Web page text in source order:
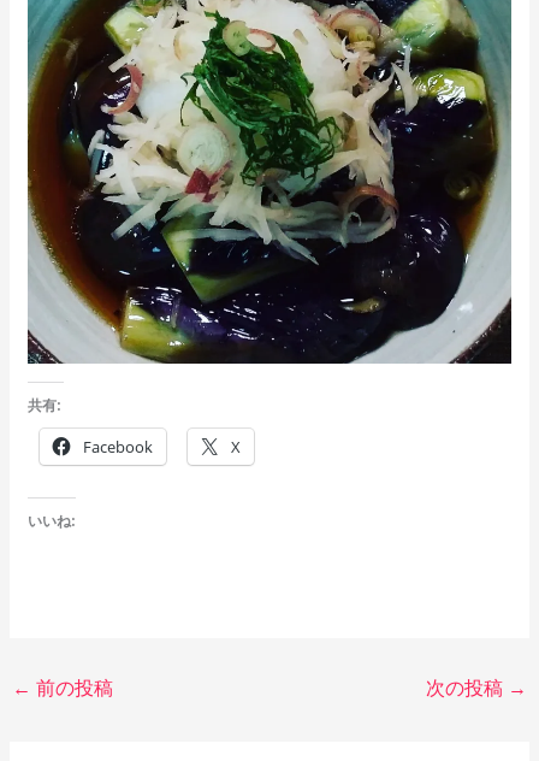
共有:
Facebook X
いいね:
← 前の投稿 次の投稿 →